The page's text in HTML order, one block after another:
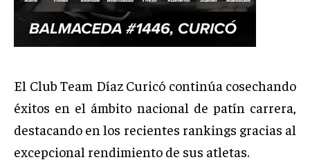
El Club Team Díaz Curicó continúa cosechando
éxitos en el ámbito nacional de patín carrera,
destacando en los recientes rankings gracias al
excepcional rendimiento de sus atletas.